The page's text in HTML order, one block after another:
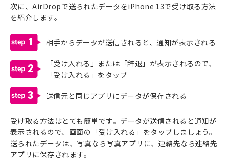
次に、AirDropで送られたデータをiPhone 13で受け取る方法
を紹介します。
1 相手からデータが送信されると、通知が表示される
2
「受け入れる」または「辞退」が表示されるので、
「受け入れる」をタップ
3 送信元と同じアプリにデータが保存される
受け取る方法はとても簡単です。データが送信されると通知が
表示されるので、画面の「受け入れる」をタップしましょう。
送られたデータは、写真なら写真アプリに、連絡先なら連絡先
アプリに保存されます。